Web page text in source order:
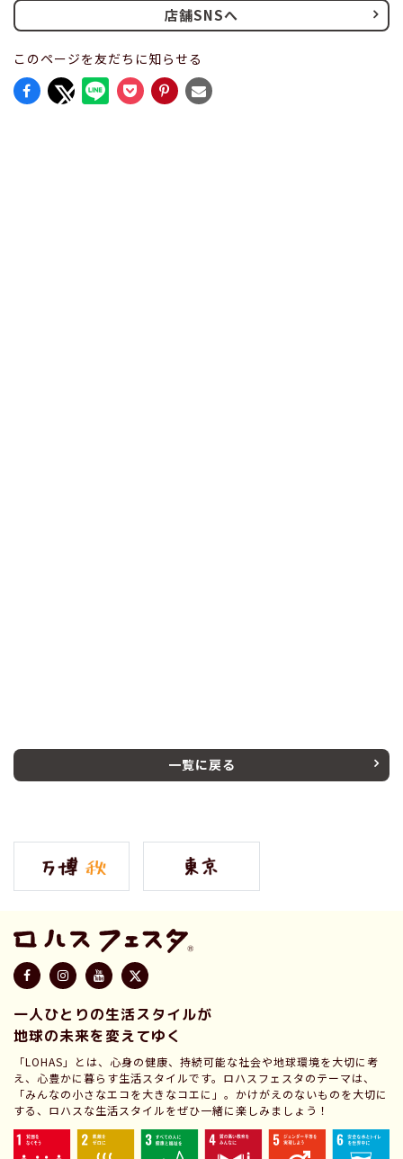
店舗SNSへ
このページを友だちに知らせる
一覧に戻る
一人ひとりの生活スタイルが
地球の未来を変えてゆく
「LOHAS」とは、心身の健康、持続可能な社会や地球環境を大切に考
え、心豊かに暮らす生活スタイルです。ロハスフェスタのテーマは、
「みんなの小さなエコを大きなコエに」。かけがえのないものを大切に
する、ロハスな生活スタイルをぜひ一緒に楽しみましょう！